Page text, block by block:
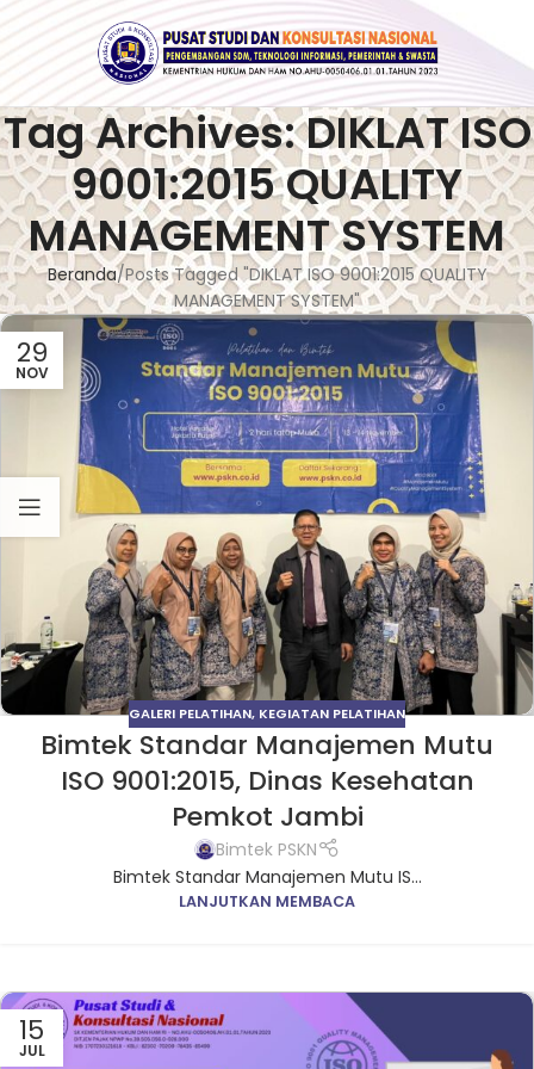
Tag Archives: DIKLAT ISO
9001:2015 QUALITY
MANAGEMENT SYSTEM
Beranda Posts Tagged "DIKLAT ISO 9001:2015 QUALITY
MANAGEMENT SYSTEM"
29
NOV
GALERI PELATIHAN, KEGIATAN PELATIHAN
Bimtek Standar Manajemen Mutu
ISO 9001:2015, Dinas Kesehatan
Pemkot Jambi
Bimtek PSKN
Bimtek Standar Manajemen Mutu IS...
LANJUTKAN MEMBACA
15
JUL